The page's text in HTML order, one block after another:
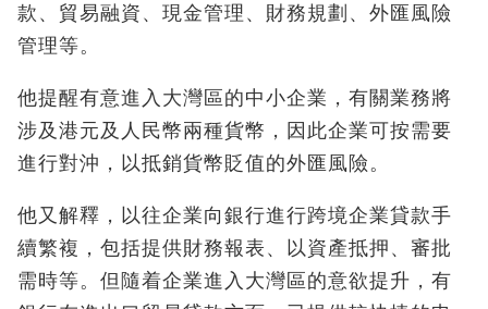
款、貿易融資、現金管理、財務規劃、外匯風險
管理等。
他提醒有意進入大灣區的中小企業，有關業務將
涉及港元及人民幣兩種貨幣，因此企業可按需要
進行對沖，以抵銷貨幣貶值的外匯風險。
他又解釋，以往企業向銀行進行跨境企業貸款手
續繁複，包括提供財務報表、以資產抵押、審批
需時等。但隨着企業進入大灣區的意欲提升，有